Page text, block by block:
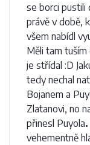
se borci pustili
právě v době,
všem nabídl
Měli tam
je střídal :D
tedy nechal
Bojanem a
Zlatanovi, no
přinesl Puyola.
vehementně